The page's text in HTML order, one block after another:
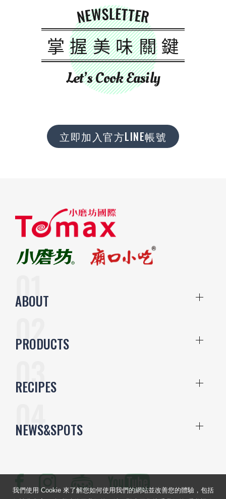
NEWSLETTER
掌握美味關鍵
Let’s Cook Easily
立即加入官方LINE帳號
ABOUT
PRODUCTS
RECIPES
NEWS&SPOTS
我們使用 Cookie 來了解您如何使用我們的網站並改善您的體驗，包括